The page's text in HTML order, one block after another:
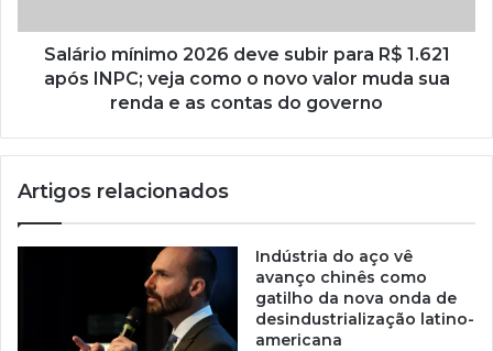
Salário mínimo 2026 deve subir para R$ 1.621
após INPC; veja como o novo valor muda sua
renda e as contas do governo
Artigos relacionados
Indústria do aço vê
avanço chinês como
gatilho da nova onda de
desindustrialização latino-
americana